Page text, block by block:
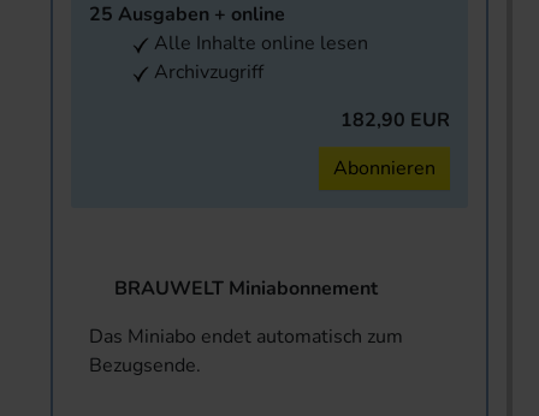
25 Ausgaben + online
Alle Inhalte online lesen
Archivzugriff
182,90 EUR
Abonnieren
BRAUWELT Miniabonnement
Das Miniabo endet automatisch zum
Bezugsende.